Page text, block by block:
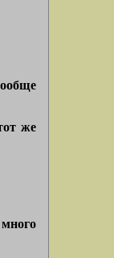
же